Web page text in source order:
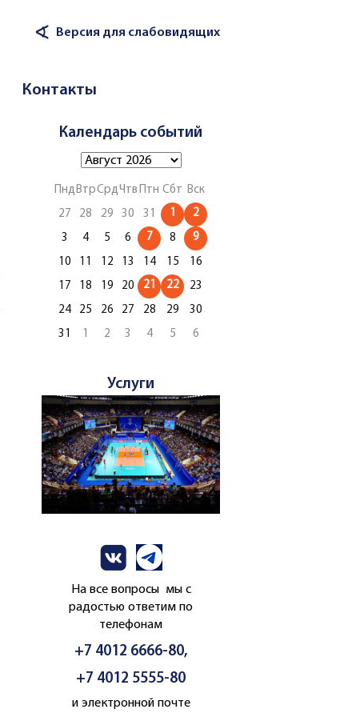
∢ Версия для слабовидящих
Контакты
Календарь событий
Пнд ВтрСрдЧтв Птн Сбт Вск
27
28 29 30 31 1 2
3 4 5 6 7 8 9
10 11 12 13 14 15
16
17
18 19 20 21 22
23
24
25 26 27 28 29
30
31
1 2 3 4 5 6
Услуги
На все вопросы мы с
радостью ответим по
телефонам
+7 4012 6666-80,
+7 4012 5555-80
и электронной почте